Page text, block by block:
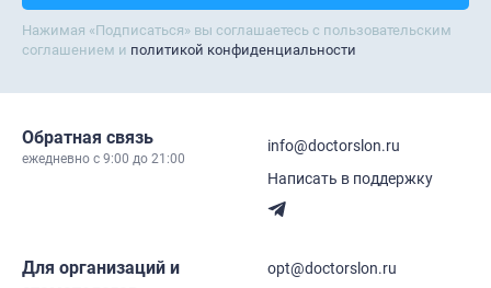
Нажимая «Подписаться» вы соглашаетесь с пользовательским
соглашением и политикой конфиденциальности
Обратная связь
ежедневно c 9:00 до 21:00
info@doctorslon.ru
Написать в поддержку
Для организаций и
opt@doctorslon.ru